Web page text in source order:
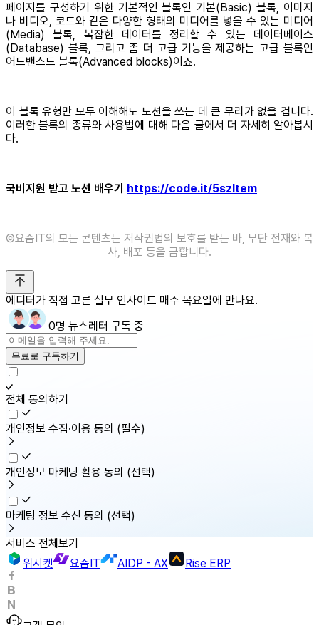
페이지를 구성하기 위한 기본적인 블록인 기본(Basic) 블록, 이미지
나 비디오, 코드와 같은 다양한 형태의 미디어를 넣을 수 있는 미디어
(Media) 블록, 복잡한 데이터를 정리할 수 있는 데이터베이스
(Database) 블록, 그리고 좀 더 고급 기능을 제공하는 고급 블록인
어드밴스드 블록(Advanced blocks)이죠.
이 블록 유형만 모두 이해해도 노션을 쓰는 데 큰 무리가 없을 겁니다.
이러한 블록의 종류와 사용법에 대해 다음 글에서 더 자세히 알아봅시
다.
국비지원 받고 노션 배우기 https://code.it/5szltem
©️요즘IT의 모든 콘텐츠는 저작권법의 보호를 받는 바, 무단 전재와 복
사, 배포 등을 금합니다.
에디터가 직접 고른 실무 인사이트 매주 목요일에 만나요.
0명 뉴스레터 구독 중
무료로 구독하기
전체 동의하기
개인정보 수집·이용 동의 (필수)
개인정보 마케팅 활용 동의 (선택)
마케팅 정보 수신 동의 (선택)
서비스 전체보기
위시켓
요즘IT AIDP - AX Rise ERP